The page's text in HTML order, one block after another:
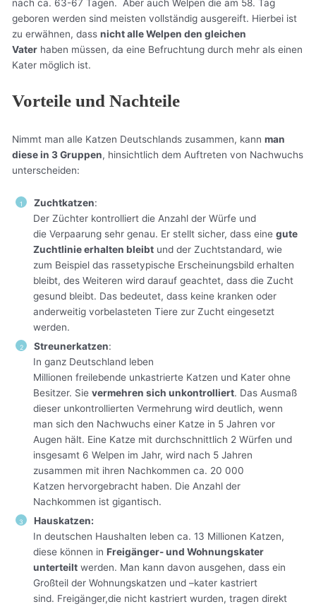
nach ca. 63-67 Tagen. Aber auch Welpen die am 58. Tag
geboren werden sind meisten vollständig ausgereift. Hierbei ist
zu erwähnen, dassnicht alle Welpen den gleichen
Vater haben müssen, da eine Befruchtung durch mehr als einen
Kater möglich ist.
Vorteile und Nachteile
Nimmt man alle Katzen Deutschlands zusammen, kannman
diese in 3 Gruppen, hinsichtlich dem Auftreten von Nachwuchs
unterscheiden:
Zuchtkatzen:
Der Züchter kontrolliert die Anzahl der Würfe und
die Verpaarung sehr genau. Er stellt sicher, dass einegute
Zuchtlinie erhalten bleibt und der Zuchtstandard, wie
zum Beispiel das rassetypische Erscheinungsbild erhalten
bleibt, des Weiteren wird darauf geachtet, dass die Zucht
gesund bleibt. Das bedeutet, dass keine kranken oder
anderweitig vorbelasteten Tiere zur Zucht eingesetzt
werden.
Streunerkatzen:
In ganz Deutschland leben
Millionen freilebende unkastrierte Katzen und Kater ohne
Besitzer. Sievermehren sich unkontrolliert. Das Ausmaß
dieser unkontrollierten Vermehrung wird deutlich, wenn
man sich den Nachwuchs einer Katze in 5 Jahren vor
Augen hält. Eine Katze mit durchschnittlich 2 Würfen und
insgesamt 6 Welpen im Jahr, wird nach 5 Jahren
zusammen mit ihren Nachkommen ca. 20 000
Katzen hervorgebracht haben. Die Anzahl der
Nachkommen ist gigantisch.
Hauskatzen:
In deutschen Haushalten leben ca. 13 Millionen Katzen,
diese können inFreigänger- und Wohnungskater
unterteilt werden. Man kann davon ausgehen, dass ein
Großteil der Wohnungskatzen und –kater kastriert
sind. Freigänger,die nicht kastriert wurden, tragen direkt